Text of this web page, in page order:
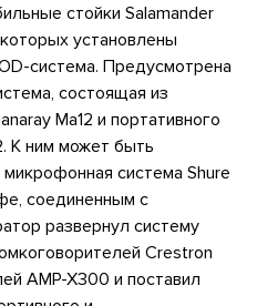
стойки Salamander
установлены
система. Предусмотрена
состоящая из
Ma12 и портативного
К ним может быть
система Shure
соединенным с
развернул систему
Crestron
AMP-X300 и поставил